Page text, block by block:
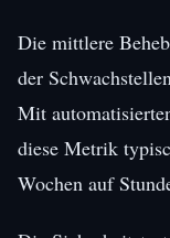
Die mittlere
der
Mit
diese Metrik
Wochen auf